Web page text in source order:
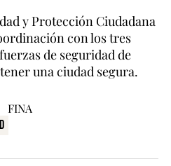
y Protección Ciudadana
con los tres
de seguridad de
una ciudad segura.